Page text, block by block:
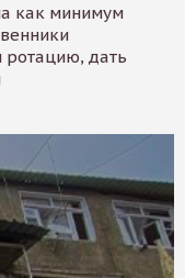
как минимум
ротацию, дать